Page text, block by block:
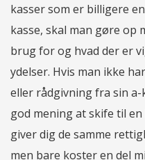
kasser som er billigere
kasse, skal man gøre op
brug for og hvad der er
ydelser. Hvis man ikke
eller rådgivning fra sin
god mening at skife til
giver dig de samme
men bare koster en del